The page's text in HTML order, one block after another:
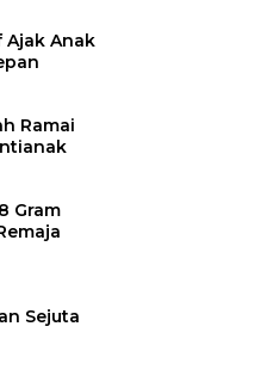
Ajak Anak
Ramai
Gram
Sejuta